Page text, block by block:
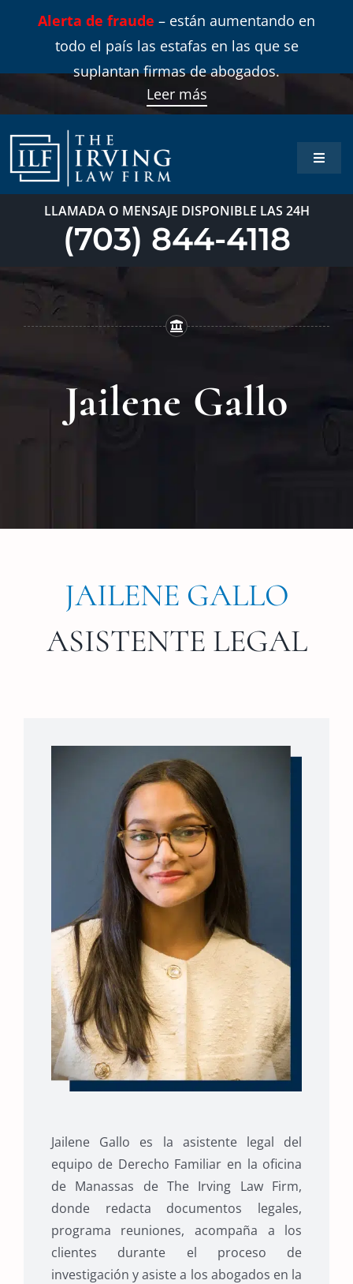
Alerta de fraude – están aumentando en
todo el país las estafas en las que se
suplantan firmas de abogados.
Leer más
Toggle
Inicio
LLAMADA O MENSAJE DISPONIBLE LAS 24H
(703) 844-4118
Jailene Gallo
JAILENE GALLO
ASISTENTE LEGAL
Jailene Gallo es la asistente legal del
equipo de Derecho Familiar en la oficina
de Manassas de The Irving Law Firm,
donde redacta documentos legales,
programa reuniones, acompaña a los
clientes durante el proceso de
investigación y asiste a los abogados en la